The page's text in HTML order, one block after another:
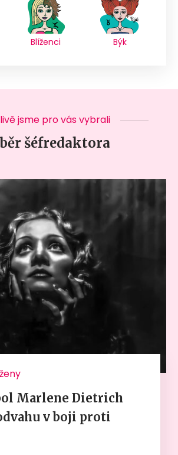
Blíženci Býk
jsme pro vás vybrali
šéfredaktora
Marlene Dietrich
v boji proti